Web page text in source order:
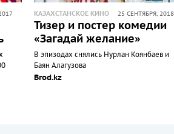
КАЗАХСТАНСКОЕ КИНО 25 СЕНТЯБРЯ, 2018
Тизер и постер комедии
«Загадай желание»
В эпизодах снялись Нурлан Коянбаев и
Баян Алагузова
Brod.kz